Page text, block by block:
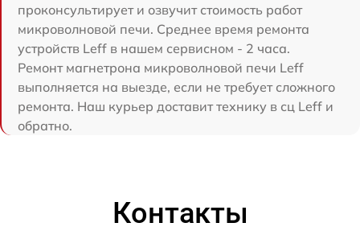
проконсультирует и озвучит стоимость работ
микроволновой печи. Среднее время ремонта
устройств Leff в нашем сервисном - 2 часа.
Ремонт магнетрона микроволновой печи Leff
выполняется на выезде, если не требует сложного
ремонта. Наш курьер доставит технику в сц Leff и
обратно.
Контакты